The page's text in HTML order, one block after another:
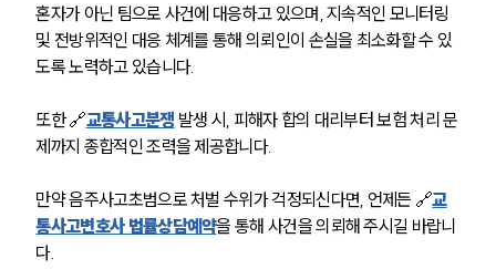
주요 업무사례
사례분석/최신동향
음주교통사고대응부 업무
혼자가 아닌 팀으로 사건에 대응하고 있으며, 지속적인 모니터링
및 전방위적인 대응 체계를 통해 의뢰인이 손실을 최소화할 수 있
도록 노력하고 있습니다.
또한 🔗교통사고분쟁 발생 시, 피해자 합의 대리부터 보험 처리 문
제까지 종합적인 조력을 제공합니다.
만약 음주사고초범으로 처벌 수위가 걱정되신다면, 언제든 🔗교
통사고변호사 법률상담예약을 통해 사건을 의뢰해 주시길 바랍니
다.